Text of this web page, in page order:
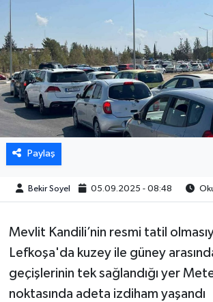
Paylaş
Bekir Soyel 05.09.2025 - 08:48
Mevlit Kandili’nin resmi tatil
Lefkoşa'da kuzey ile güney
geçişlerinin tek sağlandığı yer
noktasında adeta izdiham yaşandı